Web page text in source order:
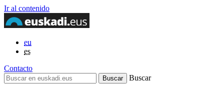
Ir al contenido
eu
es
Contacto
Buscar